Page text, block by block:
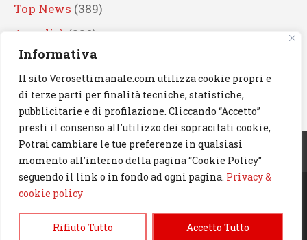
Informativa
Il sito Verosettimanale.com utilizza cookie propri e
di terze parti per finalità tecniche, statistiche,
pubblicitarie e di profilazione. Cliccando “Accetto”
presti il consenso all'utilizzo dei sopracitati cookie,
Potrai cambiare le tue preferenze in qualsiasi
momento all'interno della pagina “Cookie Policy”
seguendo il link o in fondo ad ogni pagina. Privacy &
cookie policy
Rifiuto Tutto Accetto Tutto
Top News (389)
Attualità (336)
Eventi(330)
Artisti (241)
News(238)
Cerca
© 2023 Verosettimanale.com. All rights reserved.